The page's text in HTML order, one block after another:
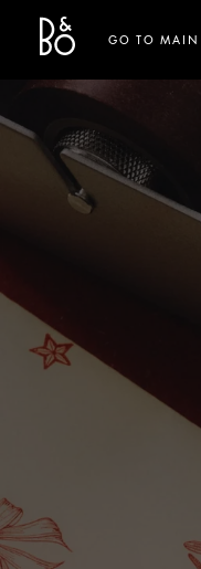
Bang & Olufsen -
Link Opens in
GO TO MAIN